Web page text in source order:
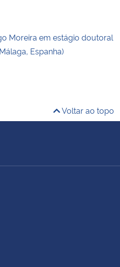
Moreira em estágio doutoral
Espanha)
Voltar ao topo